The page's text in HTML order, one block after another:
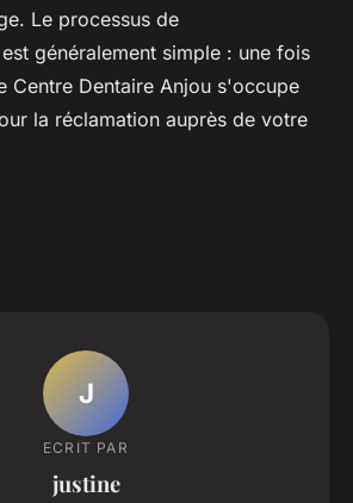
Le processus de
est généralement simple : une fois
Centre Dentaire Anjou s'occupe
la réclamation auprès de votre
J
ECRIT PAR
justine